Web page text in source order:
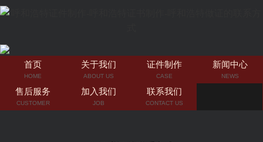
首页
HOME
关于我们
ABOUT US
证件制作
CASE
新闻中心
NEWS
售后服务
CUSTOMER
加入我们
JOB
联系我们
CONTACT US